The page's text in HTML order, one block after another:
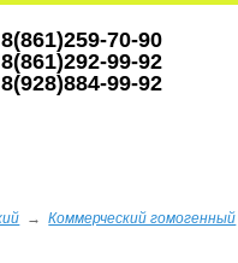
8(861)259-70-90
8(861)292-99-92
8(928)884-99-92
→Коммерческий гомогенный